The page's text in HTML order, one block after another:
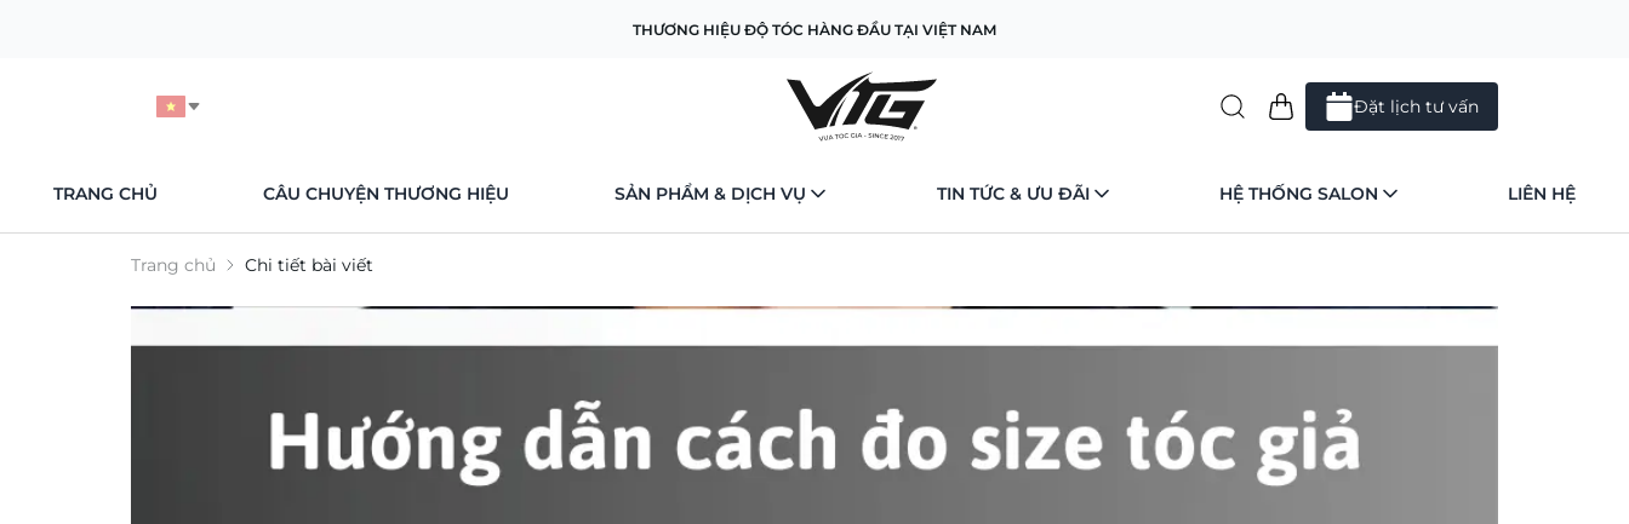
THƯƠNG HIỆU ĐỘ TÓC HÀNG ĐẦU TẠI VIỆT NAM
Đặt lịch tư vấn
TRANG CHỦ CÂU CHUYỆN THƯƠNG HIỆU SẢN PHẨM & DỊCH VỤ TIN TỨC & ƯU ĐÃI HỆ THỐNG SALON LIÊN HỆ
Trang chủ Chi tiết bài viết